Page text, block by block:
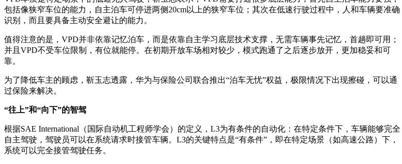
包括像狭窄车位的能力，自主泊车可停进两侧20cm以上的狭窄车位；其次在低速行驶过程中，人和车辆要准确
识别，而且要具备主动安全避让的能力。
值得注意的是，VPD并非依靠记忆泊车，而是依靠自主学习底层技术支撑，无需车辆事先记忆，首趟即可用；
并且VPD不受车位限制，有位就能停。在初期开放车场相对较少，模式跑通了之后逐步放开，更加稳妥和可
靠。
为了降低车主的顾虑，靳玉志透露，华为与保险公司联合推出“泊车无忧”权益，极限情况下出现擦碰，可以通
过保险来解决。
“往上”和“向下”的智驾
根据SAE International（国际自动机工程师学会）的定义，L3为有条件的自动化：在特定条件下，车辆能够完全
自主驾驶，驾驶员可以在系统请求时接管车辆。L3的关键特点是“有条件”，即在特定场景（如高速公路）下，
系统可以完全接管驾驶任务。